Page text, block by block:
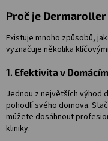
Proč je
Existuje mnoho způsobů,
vyznačuje několika
1. Efektivita v
Jednou z největších výhod
pohodlí svého domova.
můžete dosáhnout
kliniky.